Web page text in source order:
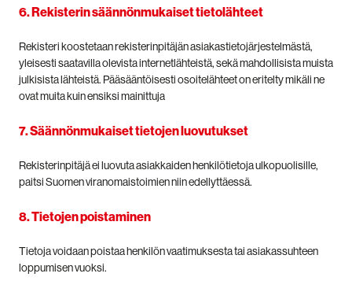
6. Rekisterin säännönmukaiset tietolähteet
Rekisteri koostetaan rekisterinpitäjän asiakastietojärjestelmästä,
yleisesti saatavilla olevista internetlähteistä, sekä mahdollisista muista
julkisista lähteistä. Pääsääntöisesti osoitelähteet on eritelty mikäli ne
ovat muita kuin ensiksi mainittuja
7. Säännönmukaiset tietojen luovutukset
Rekisterinpitäjä ei luovuta asiakkaiden henkilötietoja ulkopuolisille,
paitsi Suomen viranomaistoimien niin edellyttäessä.
8. Tietojen poistaminen
Tietoja voidaan poistaa henkilön vaatimuksesta tai asiakassuhteen
loppumisen vuoksi.